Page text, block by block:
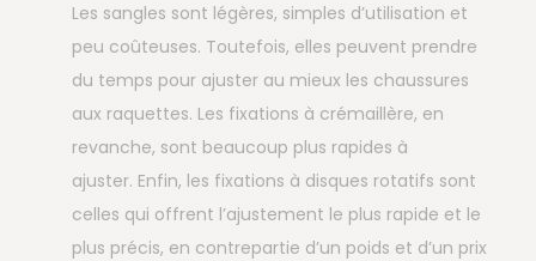
Les sangles sont légères, simples d’utilisation et
peu coûteuses. Toutefois, elles peuvent prendre
du temps pour ajuster au mieux les chaussures
aux raquettes. Les fixations à crémaillère, en
revanche, sont beaucoup plus rapides à
ajuster. Enfin, les fixations à disques rotatifs sont
celles qui offrent l’ajustement le plus rapide et le
plus précis, en contrepartie d’un poids et d’un prix